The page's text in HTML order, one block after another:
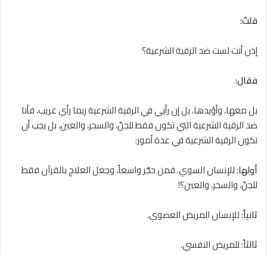
قلتُ:
إذن أنت لست ضد الرقية الشرعية؟
فقال:
بل معها، وأؤيدها، بل إن رأيي في الرقية الشرعية ربما رأي غريب، فأنا
ضد الرقية الشرعية التي تكون فقط للجنّ، والسحر، والعين، بل يجب أن
تكون الرقية الشرعية في عدة أمور:
أولها: للإنسان السوي. فمن حجّر واسعاً، وجعل العلاج بالقرآن فقط
للجنّ، والسحر، والعين؟!
ثانياً: للإنسان المريض العضوي.
ثالثاً: للمريض النفسي.